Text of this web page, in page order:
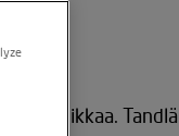
klinikkaa.